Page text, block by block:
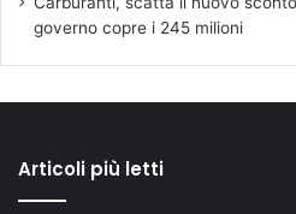
governo copre i 245 milioni
Articoli più letti